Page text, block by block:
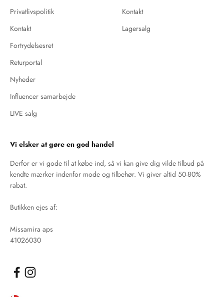
Privatlivspolitik
Kontakt
Fortrydelsesret
Returportal
Nyheder
Influencer samarbejde
LIVE salg
Kontakt
Lagersalg
Vi elsker at gøre en god handel
Derfor er vi gode til at købe ind, så vi kan give dig vilde tilbud på
kendte mærker indenfor mode og tilbehør. Vi giver altid 50-80%
rabat.
Butikken ejes af:
Missamira aps
41026030